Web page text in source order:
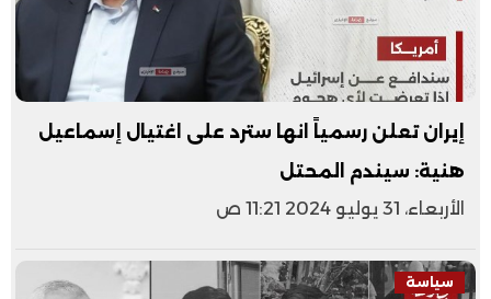
إيران تعلن رسمياً انها سترد على اغتيال إسماعيل
هنية: سيندم المحتل
الأربعاء، 31 يوليو 2024 11:21 ص
سياسة